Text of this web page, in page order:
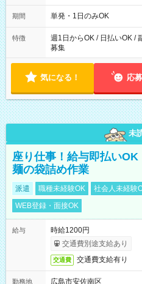
(1) 8：00~17:00（休憩１h
全額支給！） 例(3)
期間 単発・1日のみOK
特徴
週1日からOK / 日払いOK /
募集
気になる！ 応
未
座り仕事！給与即払いOK
麺の袋詰め作業
派遣 職種未経験OK 社会人未経験
WEB登録・面接OK
給与
時給1200円
交通費別途支給あり
交通費 交通費支給有り
勤務地
広島市安佐南区